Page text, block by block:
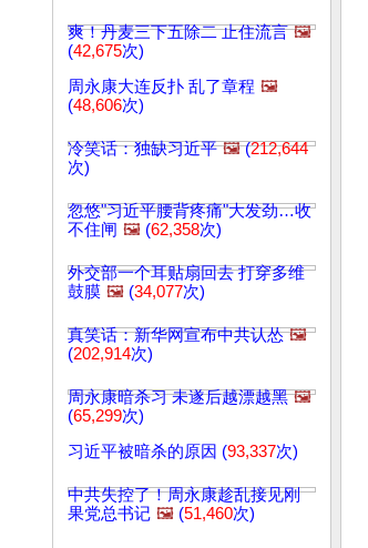
爽！丹麦三下五除二 止住流言 🖼️
(42,675次)
周永康大连反扑 乱了章程 🖼️
(48,606次)
冷笑话：独缺习近平 🖼️(212,644
次)
忽悠"习近平腰背疼痛"大发劲…收
不住闸 🖼️ (62,358次)
外交部一个耳贴扇回去 打穿多维
鼓膜 🖼️ (34,077次)
真笑话：新华网宣布中共认怂 🖼️
(202,914次)
周永康暗杀习 未遂后越漂越黑 🖼️
(65,299次)
习近平被暗杀的原因 (93,337次)
中共失控了！周永康趁乱接见刚
果党总书记 🖼️ (51,460次)